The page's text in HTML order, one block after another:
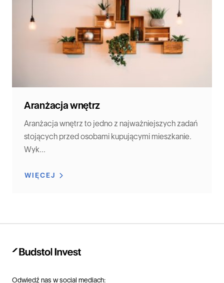
Aranżacja wnętrz
Aranżacja wnętrz to jedno z najważniejszych zadań
stojących przed osobami kupującymi mieszkanie.
Wyk...
WIĘCEJ
Odwiedź nas w social mediach: